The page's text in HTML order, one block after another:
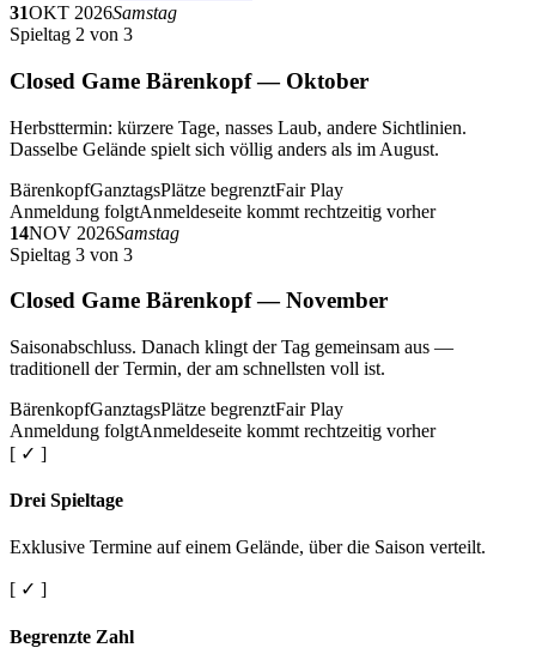
31OKT 2026Samstag
Spieltag 2 von 3
Closed Game Bärenkopf — Oktober
Herbsttermin: kürzere Tage, nasses Laub, andere Sichtlinien.
Dasselbe Gelände spielt sich völlig anders als im August.
BärenkopfGanztagsPlätze begrenztFair Play
Anmeldung folgtAnmeldeseite kommt rechtzeitig vorher
14NOV 2026Samstag
Spieltag 3 von 3
Closed Game Bärenkopf — November
Saisonabschluss. Danach klingt der Tag gemeinsam aus —
traditionell der Termin, der am schnellsten voll ist.
BärenkopfGanztagsPlätze begrenztFair Play
Anmeldung folgtAnmeldeseite kommt rechtzeitig vorher
[ ✓ ]
Drei Spieltage
Exklusive Termine auf einem Gelände, über die Saison verteilt.
[ ✓ ]
Begrenzte Zahl